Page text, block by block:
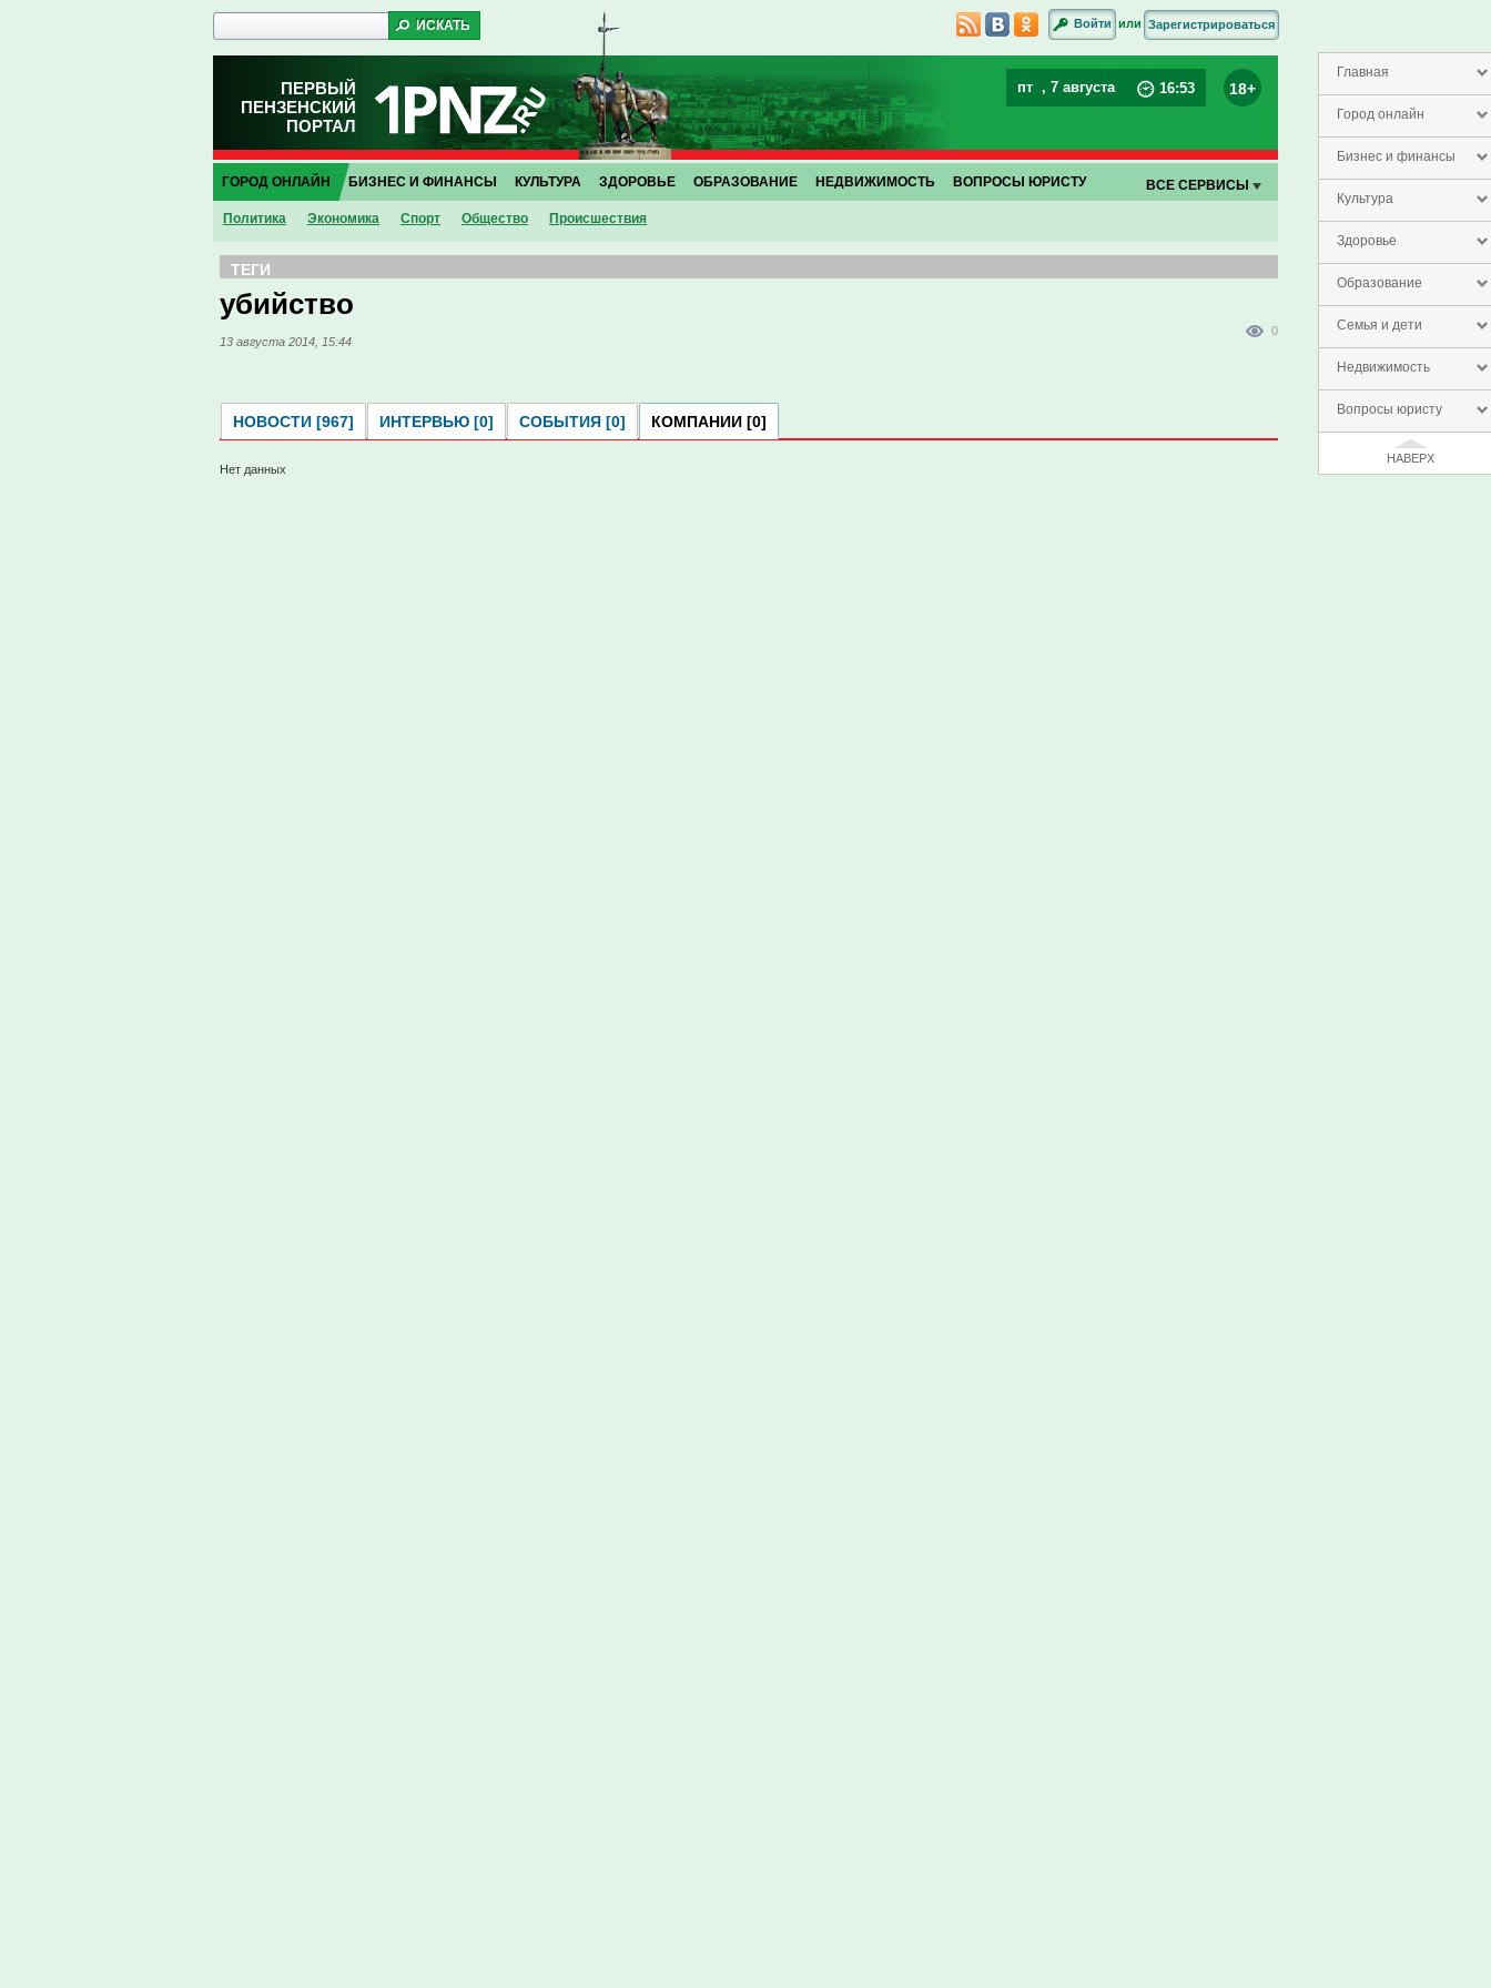
Главная
Город онлайн
Бизнес и финансы
Культура
Здоровье
Образование
Семья и дети
Недвижимость
Вопросы юристу
НАВЕРХ
Войти или Зарегистрироваться
ПЕРВЫЙ
ПЕНЗЕНСКИЙ
ПОРТАЛ
пт , 7 августа 16:53 18+
ГОРОД ОНЛАЙН
Политика Экономика Спорт Общество Проиcшествия
БИЗНЕС И ФИНАНСЫ КУЛЬТУРА ЗДОРОВЬЕ ОБРАЗОВАНИЕ НЕДВИЖИМОСТЬ ВОПРОСЫ ЮРИСТУ ВСЕ СЕРВИСЫ
ТЕГИ
убийство
13 августа 2014, 15:44
0
НОВОСТИ [967] ИНТЕРВЬЮ [0] СОБЫТИЯ [0] КОМПАНИИ [0]
Нет данных